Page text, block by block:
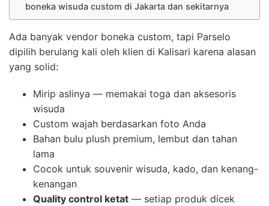
boneka wisuda custom di Jakarta dan sekitarnya
Ada banyak vendor boneka custom, tapi Parselo
dipilih berulang kali oleh klien di Kalisari karena alasan
yang solid:
Mirip aslinya — memakai toga dan aksesoris
wisuda
Custom wajah berdasarkan foto Anda
Bahan bulu plush premium, lembut dan tahan
lama
Cocok untuk souvenir wisuda, kado, dan kenang-
kenangan
Quality control ketat — setiap produk dicek